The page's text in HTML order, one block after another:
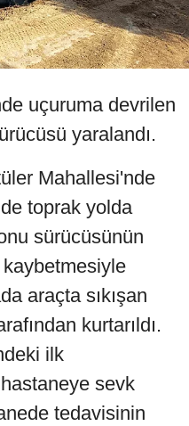
uçuruma devrilen
yaralandı.
Mahallesi'nde
toprak yolda
sürücüsünün
araçta sıkışan
kurtarıldı.
ilk
sevk
tedavisinin